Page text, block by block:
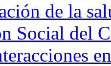
de la
Social del